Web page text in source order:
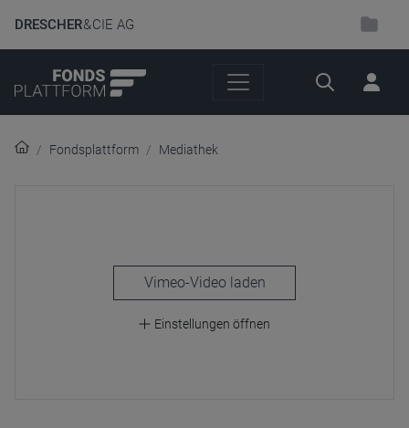
DRESCHER& CIE AG
Suche
Fondsplattform Mediathek
laden
Einstellungen öffnen